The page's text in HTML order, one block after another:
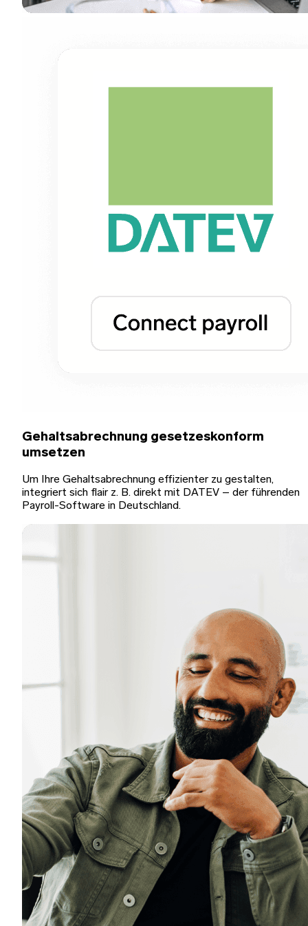
Gehaltsabrechnung gesetzeskonform
umsetzen
Um Ihre Gehaltsabrechnung effizienter zu gestalten,
integriert sich flair z. B. direkt mit DATEV – der führenden
Payroll-Software in Deutschland.